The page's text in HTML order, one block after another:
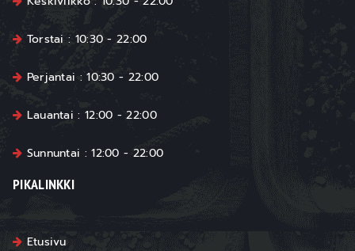
Torstai : 10:30 - 22:00
Perjantai : 10:30 - 22:00
Lauantai : 12:00 - 22:00
Sunnuntai : 12:00 - 22:00
PIKALINKKI
Etusivu